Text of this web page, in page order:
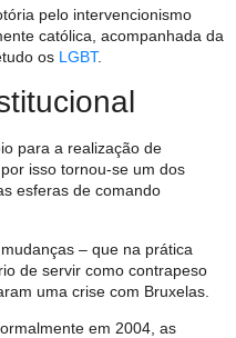
pelo intervencionismo
católica, acompanhada da
os LGBT.
para a realização de
isso tornou-se um dos
esferas de comando
– que na prática
de servir como contrapeso
uma crise com Bruxelas.
em 2004, as